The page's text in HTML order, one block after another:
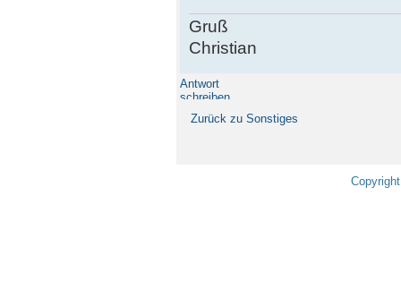
Gruß
Christian
Antwort
schreiben
Zurück zu Sonstiges